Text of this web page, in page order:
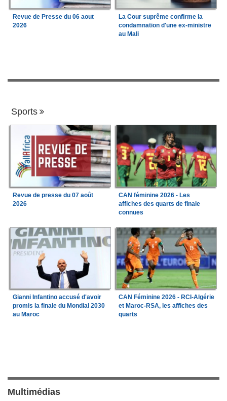
Revue de Presse du 06 aout
2026
La Cour suprême confirme la
condamnation d'une ex-ministre
au Mali
Sports
Revue de presse du 07 août
2026
CAN féminine 2026 - Les
affiches des quarts de finale
connues
Gianni Infantino accusé d'avoir
promis la finale du Mondial 2030
au Maroc
CAN Féminine 2026 - RCI-Algérie
et Maroc-RSA, les affiches des
quarts
Multimédias